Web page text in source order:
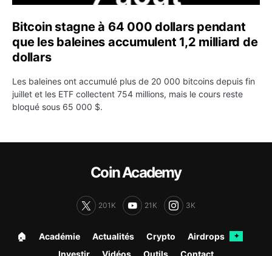
Bitcoin stagne à 64 000 dollars pendant
que les baleines accumulent 1,2 milliard de
dollars
Les baleines ont accumulé plus de 20 000 bitcoins depuis fin
juillet et les ETF collectent 754 millions, mais le cours reste
bloqué sous 65 000 $.
Coin Academy
201K 21K 3K
🏠︎ Académie Actualités Crypto Airdrops ✦
Investir Vidéos Outils Contact